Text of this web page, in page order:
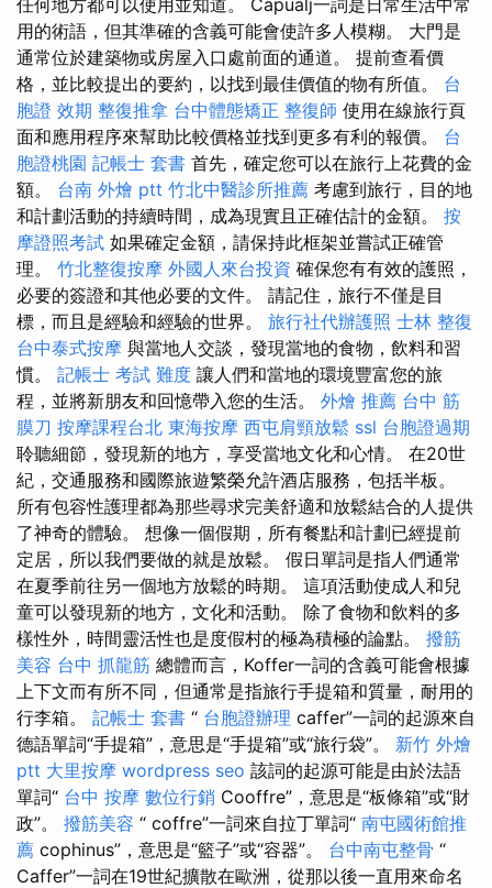
任何地方都可以使用並知道。 Capualj一詞是日常生活中常
用的術語，但其準確的含義可能會使許多人模糊。 大門是
通常位於建築物或房屋入口處前面的通道。 提前查看價
格，並比較提出的要約，以找到最佳價值的物有所值。 台
胞證 效期 整復推拿 台中體態矯正 整復師 使用在線旅行頁
面和應用程序來幫助比較價格並找到更多有利的報價。 台
胞證桃園 記帳士 套書 首先，確定您可以在旅行上花費的金
額。 台南 外燴 ptt 竹北中醫診所推薦 考慮到旅行，目的地
和計劃活動的持續時間，成為現實且正確估計的金額。 按
摩證照考試 如果確定金額，請保持此框架並嘗試正確管
理。 竹北整復按摩 外國人來台投資 確保您有有效的護照，
必要的簽證和其他必要的文件。 請記住，旅行不僅是目
標，而且是經驗和經驗的世界。 旅行社代辦護照 士林 整復
台中泰式按摩 與當地人交談，發現當地的食物，飲料和習
慣。 記帳士 考試 難度 讓人們和當地的環境豐富您的旅
程，並將新朋友和回憶帶入您的生活。 外燴 推薦 台中 筋
膜刀 按摩課程台北 東海按摩 西屯肩頸放鬆 ssl 台胞證過期
聆聽細節，發現新的地方，享受當地文化和心情。 在20世
紀，交通服務和國際旅遊繁榮允許酒店服務，包括半板。
所有包容性護理都為那些尋求完美舒適和放鬆結合的人提供
了神奇的體驗。 想像一個假期，所有餐點和計劃已經提前
定居，所以我們要做的就是放鬆。 假日單詞是指人們通常
在夏季前往另一個地方放鬆的時期。 這項活動使成人和兒
童可以發現新的地方，文化和活動。 除了食物和飲料的多
樣性外，時間靈活性也是度假村的極為積極的論點。 撥筋
美容 台中 抓龍筋 總體而言，Koffer一詞的含義可能會根據
上下文而有所不同，但通常是指旅行手提箱和質量，耐用的
行李箱。 記帳士 套書 “ 台胞證辦理 caffer”一詞的起源來自
德語單詞“手提箱”，意思是“手提箱”或“旅行袋”。 新竹 外燴
ptt 大里按摩 wordpress seo 該詞的起源可能是由於法語
單詞“ 台中 按摩 數位行銷 Cooffre”，意思是“板條箱”或“財
政”。 撥筋美容 “ coffre”一詞來自拉丁單詞“ 南屯國術館推
薦 cophinus”，意思是“籃子”或“容器”。 台中南屯整骨 “
Caffer”一詞在19世紀擴散在歐洲，從那以後一直用來命名